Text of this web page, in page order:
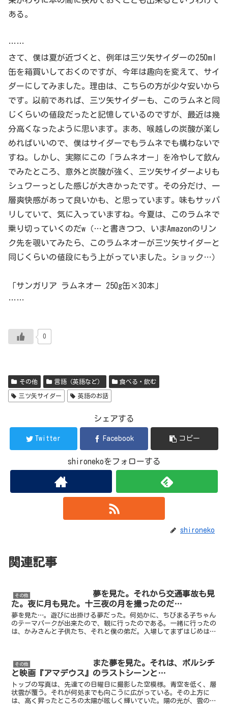
ある。
……
さて、僕は夏が近づくと、例年は三ツ矢サイダーの250ml
缶を箱買いしておくのですが、今年は趣向を変えて、サイ
ダーにしてみました。理由は、こちらの方が少々安いから
です。以前であれば、三ツ矢サイダーも、このラムネと同
じくらいの値段だったと記憶しているのですが、最近は幾
分高くなったように思います。まあ、喉越しの炭酸が楽し
めればいいので、僕はサイダーでもラムネでも構わないで
すね。しかし、実際にこの「ラムネオー」を冷やして飲ん
でみたところ、意外と炭酸が強く、三ツ矢サイダーよりも
シュワーっとした感じが大きかったです。その分だけ、一
層爽快感があって良いかも、と思っています。味もサッパ
リしていて、気に入っていますね。今夏は、このラムネで
乗り切っていくのだw（…と書きつつ、いまAmazonのリン
ク先を覗いてみたら、このラムネオーが三ツ矢サイダーと
同じくらいの値段にもう上がっていました。ショック…）
「サンガリア ラムネオー 250g缶×30本」
……
0
その他 言語（英語など） 食べる・飲む
三ツ矢サイダー 英語のお話
シェアする
Twitter Facebook コピー
shironekoをフォローする
shironeko
関連記事
その他
夢を見た。それから交通事故も見
た。夜に月も見た。十三夜の月を撮ったのだ…
夢を見た…。遊びに出掛ける夢だった。何処かに、ちびまる子ちゃん
のテーマパークが出来たので、観に行ったのである。一緒に行ったの
は、かみさんと子供たち、それと僕の弟だ。入場してまずはじめは、
その他
また夢を見た。それは、ボルシチ
と映画『アマデウス』のラストシーンと…
トップの写真は、先達ての日曜日に撮影した空模様。青空を低く、層
状雲が覆う。それが何処までも向こうに広がっている。その上方に
は、高く昇ったところの太陽が眩しく輝いていた。陽の光が、雲の厚